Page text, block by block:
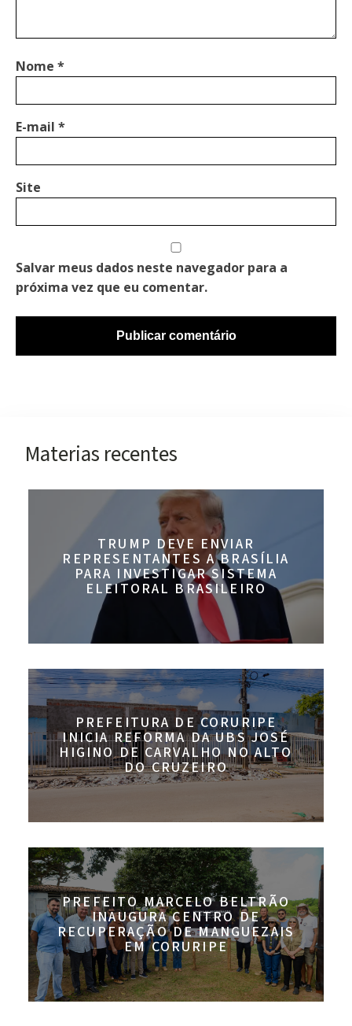
Nome *
E-mail *
Site
Salvar meus dados neste navegador para a
próxima vez que eu comentar.
Materias recentes
TRUMP DEVE ENVIAR
REPRESENTANTES A BRASÍLIA
PARA INVESTIGAR SISTEMA
ELEITORAL BRASILEIRO
PREFEITURA DE CORURIPE
INICIA REFORMA DA UBS JOSÉ
HIGINO DE CARVALHO NO ALTO
DO CRUZEIRO
PREFEITO MARCELO BELTRÃO
INAUGURA CENTRO DE
RECUPERAÇÃO DE MANGUEZAIS
EM CORURIPE